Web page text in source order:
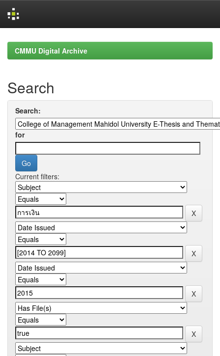
navigationCMMU Digital Archive
Search
Search:
for
Current filters: